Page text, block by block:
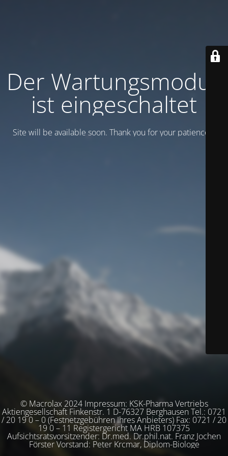
Der Wartungsmodus
ist eingeschaltet
Site will be available soon. Thank you for your patience!
© Macrolax 2024 Impressum: KSK-Pharma Vertriebs
Aktiengesellschaft Finkenstr. 1 D-76327 Berghausen Tel.: 0721
/ 20 19 0 – 0 (Festnetzgebühren Ihres Anbieters) Fax: 0721 / 20
19 0 – 11 Registergericht MA HRB 107375
Aufsichtsratsvorsitzender: Dr.med. Dr.phil.nat. Franz Jochen
Förster Vorstand: Peter Krcmar, Diplom-Biologe